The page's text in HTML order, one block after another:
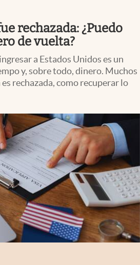
rechazada: ¿Puedo
de vuelta?
a Estados Unidos es un
y, sobre todo, dinero. Muchos
rechazada, como recuperar lo